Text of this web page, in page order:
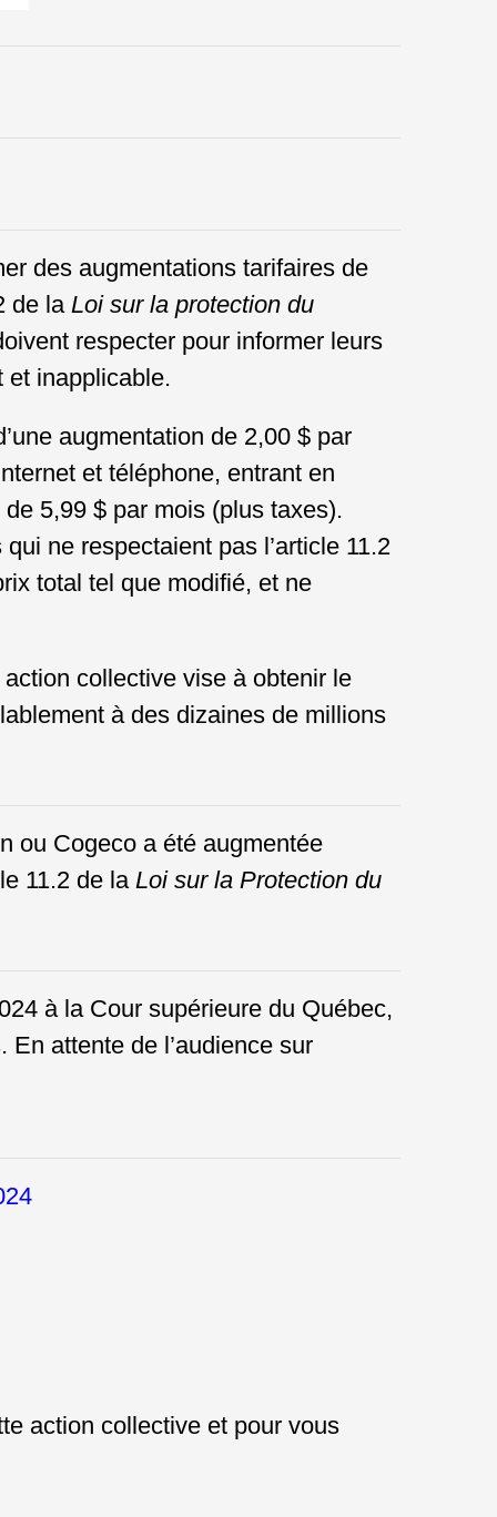
des augmentations tarifaires de
de la Loi sur la protection du
respecter pour informer leurs
et inapplicable.
augmentation de 2,00 $ par
et téléphone, entrant en
5,99 $ par mois (plus taxes).
ne respectaient pas l’article 11.2
total tel que modifié, et ne
collective vise à obtenir le
à des dizaines de millions
ou Cogeco a été augmentée
11.2 de la Loi sur la Protection du
à la Cour supérieure du Québec,
attente de l’audience sur
action collective et pour vous